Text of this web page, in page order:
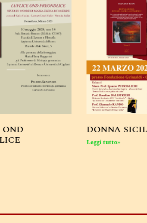
DONNA
Leggi tutto»